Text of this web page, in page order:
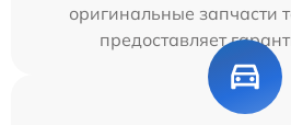
оригинальные запчасти
предоставляет